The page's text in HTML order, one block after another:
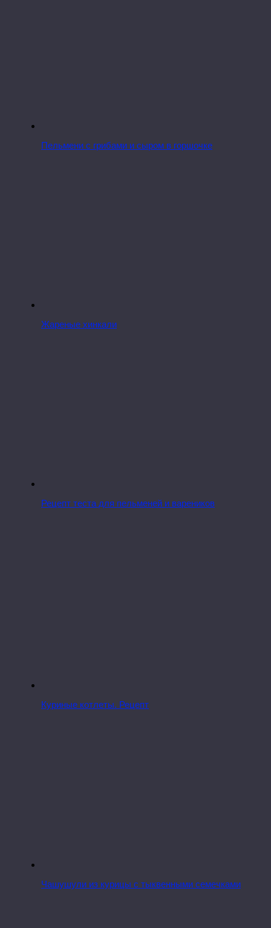
Пельмени с грибами и сыром в горшочке
Жареные хинкали
Рецепт теста для пельменей и вареников
Куриные котлеты. Рецепт
Чашушули из курицы с тыквенными семечками